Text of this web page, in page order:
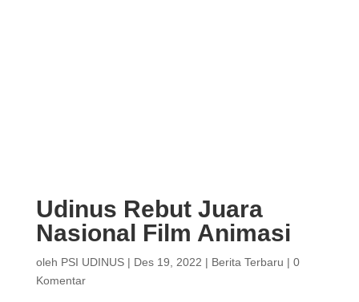
Udinus Rebut Juara
Nasional Film Animasi
oleh PSI UDINUS| Des 19, 2022 | Berita Terbaru | 0
Komentar